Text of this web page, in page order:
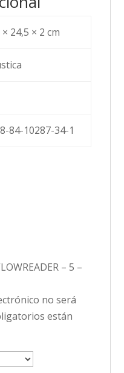
× 24,5 × 2 cm
84-10287-34-1
– 5 –
no será
están